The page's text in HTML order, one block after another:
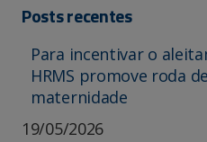
Posts recentes
Para incentivar o
HRMS promove roda
maternidade
19/05/2026